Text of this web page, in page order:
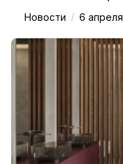
Новости / 6